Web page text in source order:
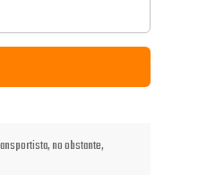
no obstante,